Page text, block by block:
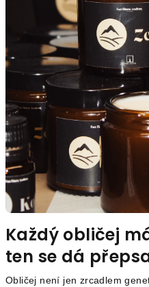
Každý obličej
ten se dá
Obličej není jen zrcadlem